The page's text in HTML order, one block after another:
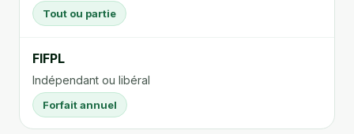
Tout ou partie
FIFPL
Indépendant ou libéral
Forfait annuel